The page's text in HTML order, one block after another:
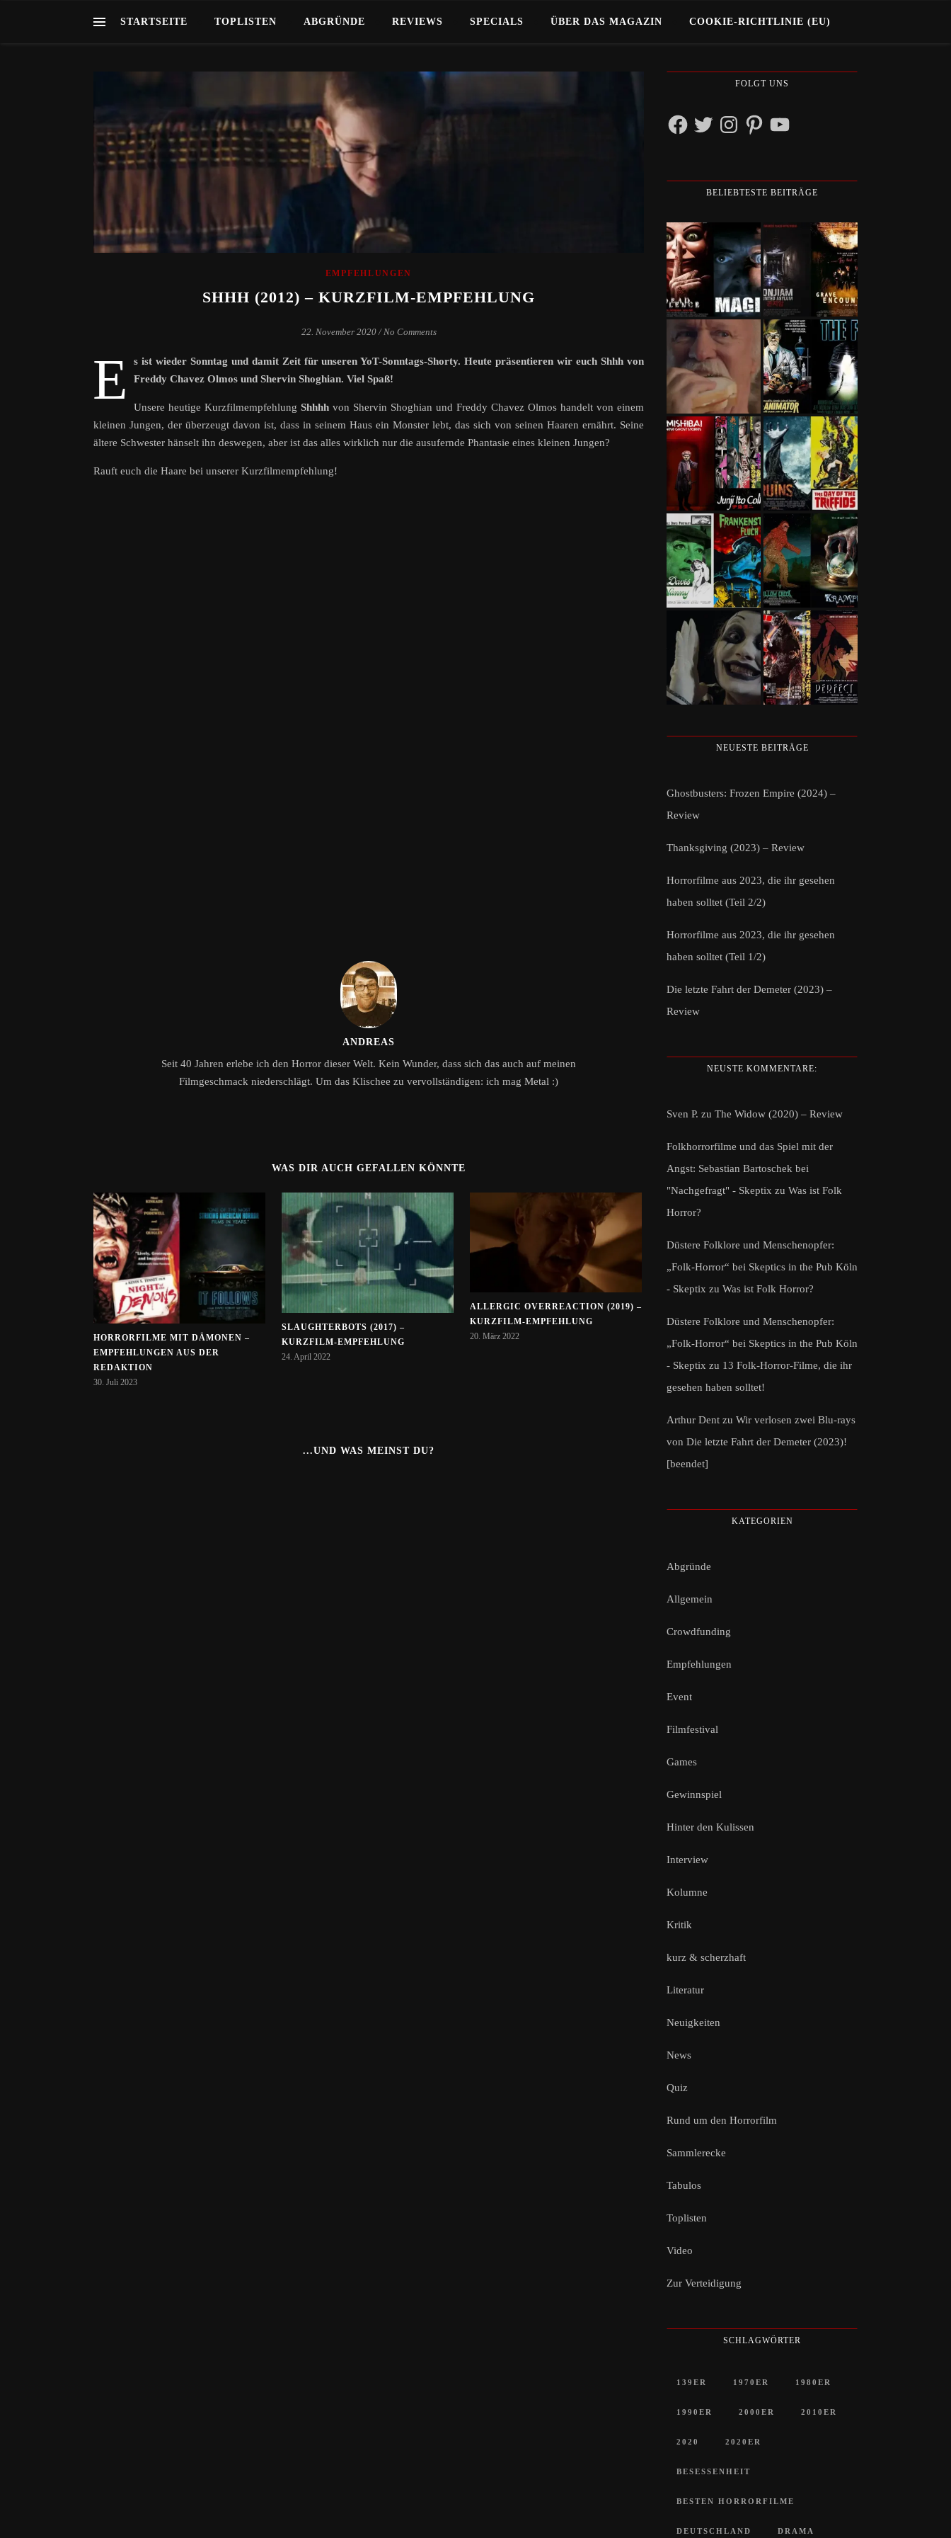
STARTSEITE TOPLISTEN ABGRÜNDE REVIEWS SPECIALS ÜBER DAS MAGAZIN COOKIE-RICHTLINIE (EU)
EMPFEHLUNGEN
SHHH (2012) – KURZFILM-EMPFEHLUNG
22. November 2020 / No Comments
E
s ist wieder Sonntag und damit Zeit für unseren YoT-Sonntags-Shorty. Heute präsentieren wir euch Shhh von
Freddy Chavez Olmos und Shervin Shoghian. Viel Spaß!
Unsere heutige Kurzfilmempfehlung Shhhh von Shervin Shoghian und Freddy Chavez Olmos handelt von einem
kleinen Jungen, der überzeugt davon ist, dass in seinem Haus ein Monster lebt, das sich von seinen Haaren ernährt. Seine
ältere Schwester hänselt ihn deswegen, aber ist das alles wirklich nur die ausufernde Phantasie eines kleinen Jungen?
Rauft euch die Haare bei unserer Kurzfilmempfehlung!
ANDREAS
Seit 40 Jahren erlebe ich den Horror dieser Welt. Kein Wunder, dass sich das auch auf meinen
Filmgeschmack niederschlägt. Um das Klischee zu vervollständigen: ich mag Metal :)
WAS DIR AUCH GEFALLEN KÖNNTE
HORRORFILME MIT DÄMONEN –
EMPFEHLUNGEN AUS DER
REDAKTION
30. Juli 2023
SLAUGHTERBOTS (2017) –
KURZFILM-EMPFEHLUNG
24. April 2022
ALLERGIC OVERREACTION (2019) –
KURZFILM-EMPFEHLUNG
20. März 2022
...UND WAS MEINST DU?
FOLGT UNS
FacebookTwitterInstagramPinterestYouTube
BELIEBTESTE BEITRÄGE
NEUESTE BEITRÄGE
Ghostbusters: Frozen Empire (2024) –
Review
Thanksgiving (2023) – Review
Horrorfilme aus 2023, die ihr gesehen
haben solltet (Teil 2/2)
Horrorfilme aus 2023, die ihr gesehen
haben solltet (Teil 1/2)
Die letzte Fahrt der Demeter (2023) –
Review
NEUSTE KOMMENTARE:
Sven P. zu The Widow (2020) – Review
Folkhorrorfilme und das Spiel mit der
Angst: Sebastian Bartoschek bei
"Nachgefragt" - Skeptix zu Was ist Folk
Horror?
Düstere Folklore und Menschenopfer:
„Folk-Horror“ bei Skeptics in the Pub Köln
- Skeptix zu Was ist Folk Horror?
Düstere Folklore und Menschenopfer:
„Folk-Horror“ bei Skeptics in the Pub Köln
- Skeptix zu 13 Folk-Horror-Filme, die ihr
gesehen haben solltet!
Arthur Dent zu Wir verlosen zwei Blu-rays
von Die letzte Fahrt der Demeter (2023)!
[beendet]
KATEGORIEN
Abgründe
Allgemein
Crowdfunding
Empfehlungen
Event
Filmfestival
Games
Gewinnspiel
Hinter den Kulissen
Interview
Kolumne
Kritik
kurz & scherzhaft
Literatur
Neuigkeiten
News
Quiz
Rund um den Horrorfilm
Sammlerecke
Tabulos
Toplisten
Video
Zur Verteidigung
SCHLAGWÖRTER
139ER 1970ER 1980ER
1990ER 2000ER 2010ER
2020 2020ER
BESESSENHEIT
BESTEN HORRORFILME
DEUTSCHLAND DRAMA